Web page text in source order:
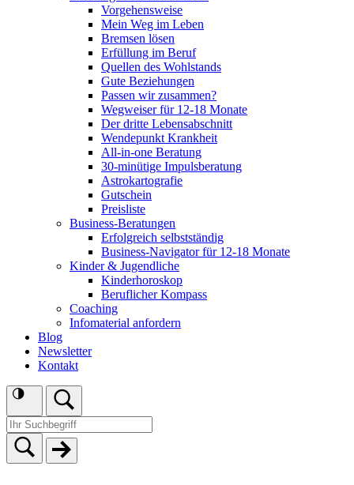
Vorgehensweise
Mein Weg im Leben
Bremsen lösen
Erfüllung im Beruf
Quellen des Wohlstands
Gute Beziehungen
Passen wir zusammen?
Wegweiser für 12-18 Monate
Der dritte Lebensabschnitt
Wendepunkt Krankheit
All-in-one Beratung
30-minütige Impulsberatung
Astrokartografie
Gutschein
Preisliste
Business-Beratungen
Erfolgreich selbstständig
Business-Navigator für 12-18 Monate
Kinder & Jugendliche
Kinderhoroskop
Beruflicher Kompass
Coaching
Infomaterial anfordern
Blog
Newsletter
Kontakt